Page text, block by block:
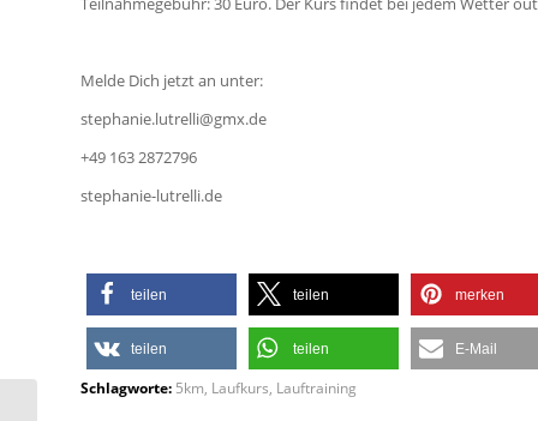
Melde Dich jetzt an unter:
stephanie.lutrelli@gmx.de
+49 163 2872796
stephanie-lutrelli.de
teilen teilen merken
teilen teilen E-Mail
Schlagworte: 5km Laufkurs Lauftraining